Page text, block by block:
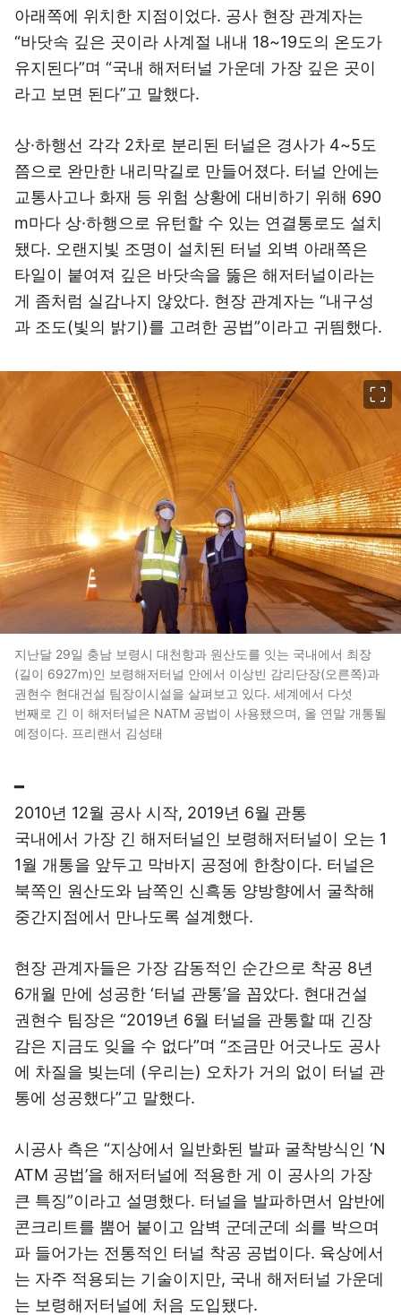
아래쪽에 위치한 지점이었다. 공사 현장 관계자는
“바닷속 깊은 곳이라 사계절 내내 18~19도의 온도가
유지된다”며 “국내 해저터널 가운데 가장 깊은 곳이
라고 보면 된다”고 말했다.
상·하행선 각각 2차로 분리된 터널은 경사가 4~5도
쯤으로 완만한 내리막길로 만들어졌다. 터널 안에는
교통사고나 화재 등 위험 상황에 대비하기 위해 690
m마다 상·하행으로 유턴할 수 있는 연결통로도 설치
됐다. 오랜지빛 조명이 설치된 터널 외벽 아래쪽은
타일이 붙여져 깊은 바닷속을 뚫은 해저터널이라는
게 좀처럼 실감나지 않았다. 현장 관계자는 “내구성
과 조도(빛의 밝기)를 고려한 공법”이라고 귀띔했다.
지난달 29일 충남 보령시 대천항과 원산도를 잇는 국내에서 최장
(길이 6927m)인 보령해저터널 안에서 이상빈 감리단장(오른쪽)과
권현수 현대건설 팀장이시설을 살펴보고 있다. 세계에서 다섯
번째로 긴 이 해저터널은 NATM 공법이 사용됐으며, 올 연말 개통될
예정이다. 프리랜서 김성태
━
2010년 12월 공사 시작, 2019년 6월 관통
국내에서 가장 긴 해저터널인 보령해저터널이 오는 1
1월 개통을 앞두고 막바지 공정에 한창이다. 터널은
북쪽인 원산도와 남쪽인 신흑동 양방향에서 굴착해
중간지점에서 만나도록 설계했다.
현장 관계자들은 가장 감동적인 순간으로 착공 8년
6개월 만에 성공한 ‘터널 관통’을 꼽았다. 현대건설
권현수 팀장은 “2019년 6월 터널을 관통할 때 긴장
감은 지금도 잊을 수 없다”며 “조금만 어긋나도 공사
에 차질을 빚는데 (우리는) 오차가 거의 없이 터널 관
통에 성공했다”고 말했다.
시공사 측은 “지상에서 일반화된 발파 굴착방식인 ‘N
ATM 공법’을 해저터널에 적용한 게 이 공사의 가장
큰 특징”이라고 설명했다. 터널을 발파하면서 암반에
콘크리트를 뿜어 붙이고 암벽 군데군데 쇠를 박으며
파 들어가는 전통적인 터널 착공 공법이다. 육상에서
는 자주 적용되는 기술이지만, 국내 해저터널 가운데
는 보령해저터널에 처음 도입됐다.